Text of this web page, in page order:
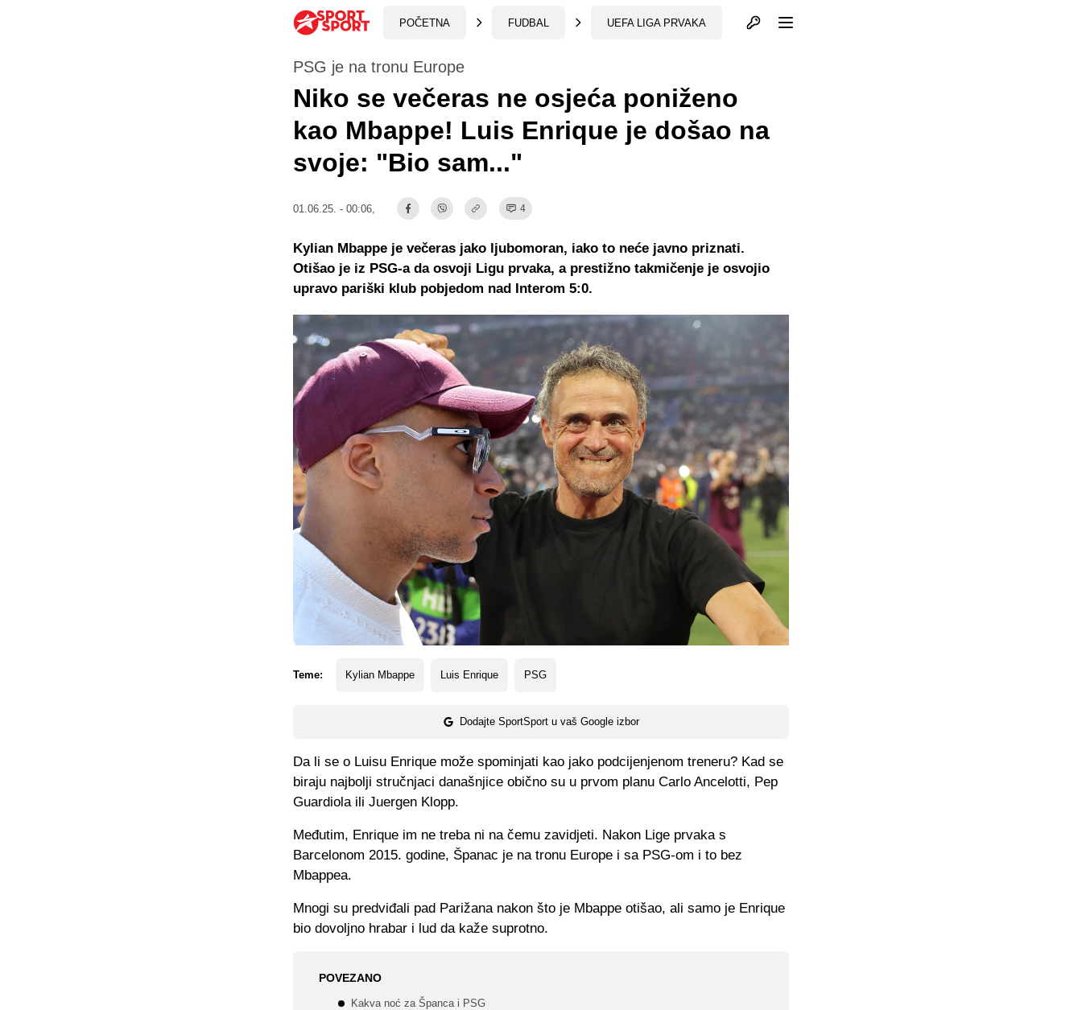
POČETNA FUDBAL UEFA LIGA PRVAKA Otvori profil
PSG je na tronu Europe
Niko se večeras ne osjeća poniženo
kao Mbappe! Luis Enrique je došao na
svoje: "Bio sam..."
01.06.25. - 00:06, 4
Teme: Kylian Mbappe Luis Enrique PSG
Dodajte SportSport u vaš Google izbor
Kylian Mbappe je večeras jako ljubomoran, iako to neće javno priznati.
Otišao je iz PSG-a da osvoji Ligu prvaka, a prestižno takmičenje je osvojio
upravo pariški klub pobjedom nad Interom 5:0.
Da li se o Luisu Enrique može spominjati kao jako podcijenjenom treneru? Kad se
biraju najbolji stručnjaci današnjice obično su u prvom planu Carlo Ancelotti, Pep
Guardiola ili Juergen Klopp.
Međutim, Enrique im ne treba ni na čemu zavidjeti. Nakon Lige prvaka s
Barcelonom 2015. godine, Španac je na tronu Europe i sa PSG-om i to bez
Mbappea.
Mnogi su predviđali pad Parižana nakon što je Mbappe otišao, ali samo je Enrique
bio dovoljno hrabar i lud da kaže suprotno.
POVEZANO
Kakva noć za Španca i PSG